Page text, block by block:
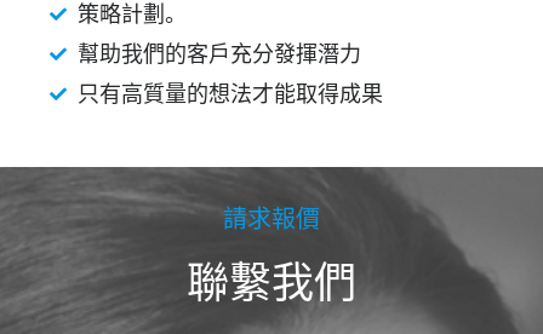
策略計劃。
幫助我們的客戶充分發揮潛力
只有高質量的想法才能取得成果
請求報價
聯繫我們